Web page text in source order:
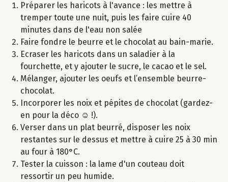
Préparer les haricots à l'avance : les mettre à
tremper toute une nuit, puis les faire cuire 40
minutes dans de l'eau non salée
Faire fondre le beurre et le chocolat au bain-marie.
Ecraser les haricots dans un saladier à la
fourchette, et y ajouter le sucre, le cacao et le sel.
Mélanger, ajouter les oeufs et l’ensemble beurre-
chocolat.
Incorporer les noix et pépites de chocolat (gardez-
en pour la déco ☺ !).
Verser dans un plat beurré, disposer les noix
restantes sur le dessus et mettre à cuire 25 à 30 min
au four à 180°C.
Tester la cuisson : la lame d'un couteau doit
ressortir un peu humide.